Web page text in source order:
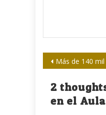
de
entradas
Más de 140 mil niños han perdido a unos de sus padres o
2
en el